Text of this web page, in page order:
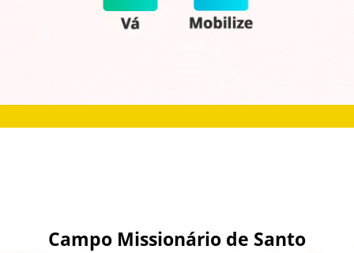
Campo Missionário de Santo